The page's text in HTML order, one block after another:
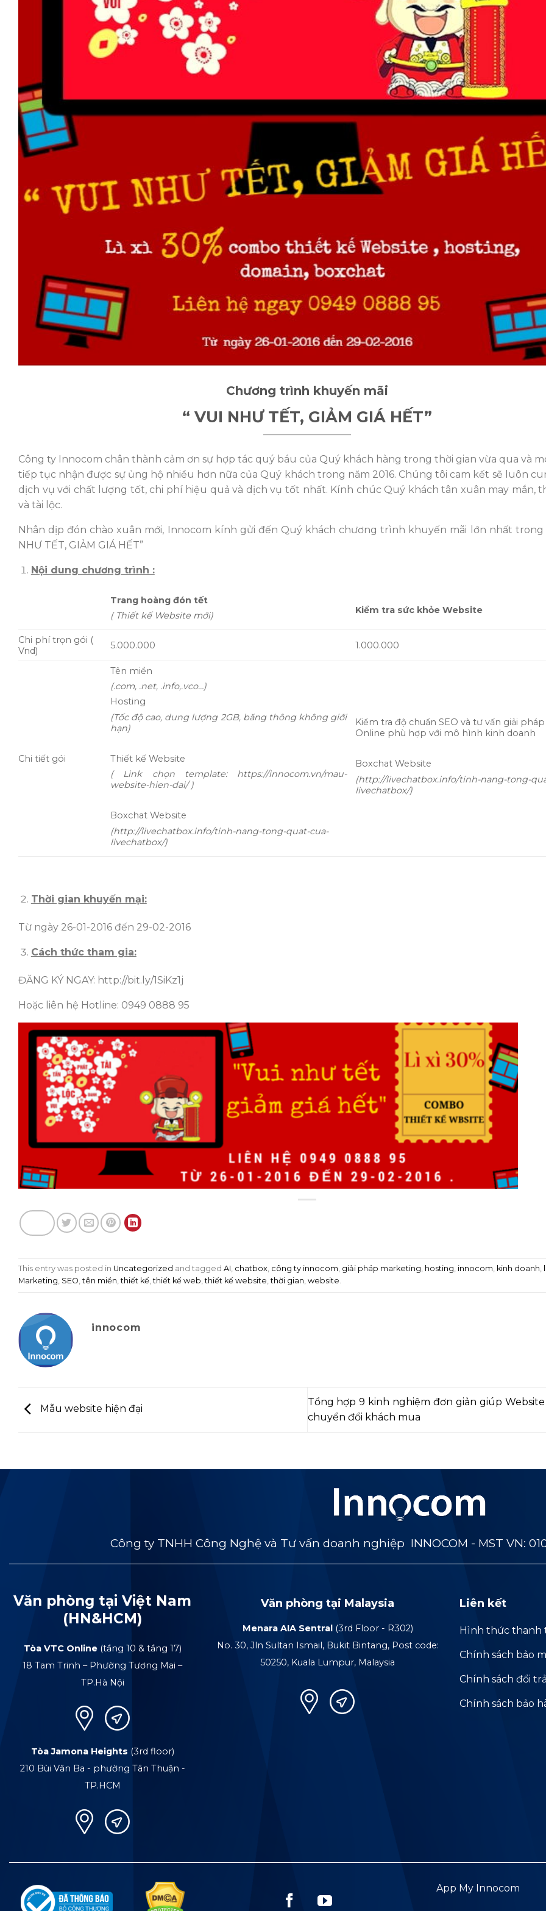
Chương trình khuyến mãi
“ VUI NHƯ TẾT, GIẢM GIÁ HẾT”
—————————
Công ty Innocom chân thành cảm ơn sự hợp tác quý báu của Quý khách hàng trong thời gian vừa qua và
tiếp tục nhận được sự ủng hộ nhiều hơn nữa của Quý khách trong năm 2016. Chúng tôi cam kết sẽ luôn
dịch vụ với chất lượng tốt, chi phí hiệu quả và dịch vụ tốt nhất. Kính chúc Quý khách tân xuân may mắn,
và tài lộc.
Nhân dịp đón chào xuân mới, Innocom kính gửi đến Quý khách chương trình khuyến mãi lớn nhất trong
NHƯ TẾT, GIẢM GIÁ HẾT”
Nội dung chương trình :
Trang hoàng đón tết
( Thiết kế Website mới)
Kiểm tra sức khỏe Website
Chi phí trọn gói (
Vnd)
5.000.000 1.000.000
Chi tiết gói
Tên miền
(.com, .net, .info,.vco…)
Hosting
(Tốc độ cao, dung lượng 2GB, băng thông không giới
hạn)
Thiết kế Website
( Link chọn template:
https://innocom.vn/mau-
website-hien-dai/ )
Boxchat Website
(http://livechatbox.info/tinh-nang-tong-quat-cua-
livechatbox/)
Kiểm tra độ chuẩn SEO và tư vấn giải
Online phù hợp với mô hình kinh doanh
Boxchat Website
(http://livechatbox.info/tinh-nang-tong-
livechatbox/)
Thời gian khuyến mại:
Từ ngày 26-01-2016 đến 29-02-2016
Cách thức tham gia:
ĐĂNG KÝ NGAY: http://bit.ly/1SiKz1j
Hoặc liên hệ Hotline: 0949 0888 95
This entry was posted in Uncategorized and tagged AI, chatbox, công ty innocom, giải pháp marketing, hosting, innocom, kinh doanh,
Marketing, SEO,tên miền,thiết kế,thiết kế web,thiết kế website,thời gian, website.
innocom
Mẫu website hiện đại
Tổng hợp 9 kinh nghiệm đơn giản giúp
chuyển đổi khách mua
Công ty TNHH Công Nghệ và Tư vấn doanh nghiệp INNOCOM - MST VN:
Văn phòng tại Việt Nam
(HN&HCM)
Tòa VTC Online(tầng 10 & tầng 17)
18 Tam Trinh – Phường Tương Mai –
TP.Hà Nội
Tòa Jamona Heights (3rd floor)
210 Bùi Văn Ba - phường Tân Thuận -
TP.HCM
Văn phòng tại Malaysia
Menara AIA Sentral (3rd Floor - R302)
No. 30, Jln Sultan Ismail, Bukit Bintang, Post code:
50250, Kuala Lumpur, Malaysia
Liên kết
Hình thức thanh
Chính sách bảo
Chính sách đổi trả
Chính sách bảo
App My Innocom